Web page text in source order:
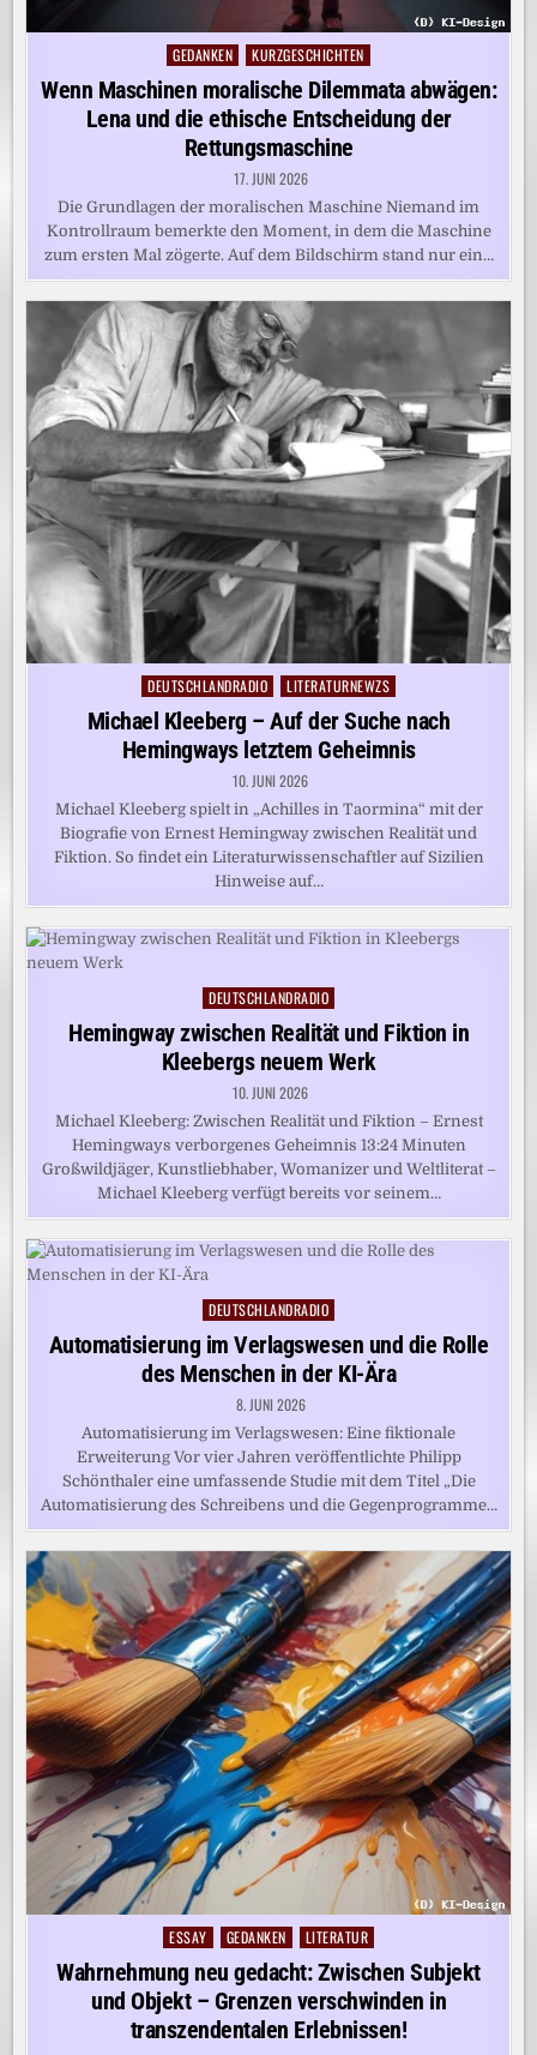
Posted
GEDANKEN KURZGESCHICHTEN
Wenn Maschinen moralische Dilemmata abwägen:
Lena und die ethische Entscheidung der
Rettungsmaschine
17. JUNI 2026
Die Grundlagen der moralischen Maschine Niemand im
Kontrollraum bemerkte den Moment, in dem die Maschine
zum ersten Mal zögerte. Auf dem Bildschirm stand nur ein…
Posted
in
DEUTSCHLANDRADIO LITERATURNEWZS
Michael Kleeberg – Auf der Suche nach
Hemingways letztem Geheimnis
10. JUNI 2026
Michael Kleeberg spielt in „Achilles in Taormina“ mit der
Biografie von Ernest Hemingway zwischen Realität und
Fiktion. So findet ein Literaturwissenschaftler auf Sizilien
Hinweise auf…
Posted
in
DEUTSCHLANDRADIO
Hemingway zwischen Realität und Fiktion in
Kleebergs neuem Werk
10. JUNI 2026
Michael Kleeberg: Zwischen Realität und Fiktion – Ernest
Hemingways verborgenes Geheimnis 13:24 Minuten
Großwildjäger, Kunstliebhaber, Womanizer und Weltliterat –
Michael Kleeberg verfügt bereits vor seinem…
Posted
in
DEUTSCHLANDRADIO
Automatisierung im Verlagswesen und die Rolle
des Menschen in der KI-Ära
8. JUNI 2026
Automatisierung im Verlagswesen: Eine fiktionale
Erweiterung Vor vier Jahren veröffentlichte Philipp
Schönthaler eine umfassende Studie mit dem Titel „Die
Automatisierung des Schreibens und die Gegenprogramme…
Posted
ESSAY GEDANKEN LITERATUR
Wahrnehmung neu gedacht: Zwischen Subjekt
und Objekt – Grenzen verschwinden in
transzendentalen Erlebnissen!